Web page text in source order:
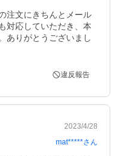
注文にきちんとメール
対応していただき、本
ありがとうございまし
違反報告
2023/4/28
mat*****さん